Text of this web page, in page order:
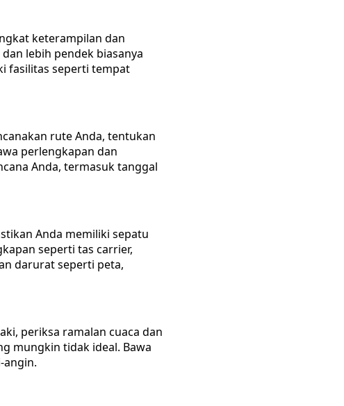
keterampilan dan
lebih pendek biasanya
fasilitas seperti tempat
rute Anda, tentukan
perlengkapan dan
Anda, termasuk tanggal
Anda memiliki sepatu
seperti tas carrier,
darurat seperti peta,
periksa ramalan cuaca dan
mungkin tidak ideal. Bawa
angin.